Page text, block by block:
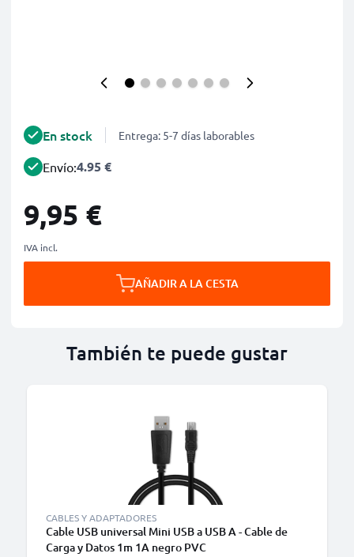
En stock Entrega: 5-7 días laborables
Envío:4.95 €
9,95 €
IVA incl.
AÑADIR A LA CESTA
También te puede gustar
CABLES Y ADAPTADORES
Cable USB universal Mini USB a USB A - Cable de
Carga y Datos 1m 1A negro PVC